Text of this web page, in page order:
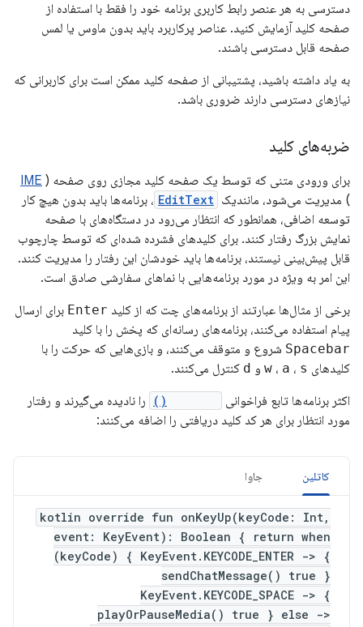
دسترسی به هر عنصر رابط کاربری برنامه خود را فقط با استفاده از
صفحه کلید آزمایش کنید. عناصر پرکاربرد باید بدون ماوس یا لمس
صفحه قابل دسترسی باشند.
به یاد داشته باشید، پشتیبانی از صفحه کلید ممکن است برای کاربرانی که
نیازهای دسترسی دارند ضروری باشد.
ضربه‌های کلید
برای ورودی متنی که توسط یک صفحه کلید مجازی روی صفحه ( IME
) مدیریت می‌شود، مانندیک EditText ، برنامه‌ها باید بدون هیچ کار
توسعه اضافی، همانطور که انتظار می‌رود در دستگاه‌های با صفحه
نمایش بزرگ رفتار کنند. برای کلیدهای فشرده شده‌ای که توسط چارچوب
قابل پیش‌بینی نیستند، برنامه‌ها باید خودشان این رفتار را مدیریت کنند.
این امر به ویژه در مورد برنامه‌هایی با نماهای سفارشی صادق است.
برخی از مثال‌ها عبارتند از برنامه‌های چت که از کلید Enter برای ارسال
پیام استفاده می‌کنند، برنامه‌های رسانه‌ای که پخش را با کلید
Spacebar شروع و متوقف می‌کنند، و بازی‌هایی که حرکت را با
کلیدهای
w ، a ، s و d کنترل می‌کنند.
اکثر برنامه‌ها تابع فراخوانی
را نادیده می‌گیرند و رفتار
مورد انتظار برای هر کد کلید دریافتی را اضافه می‌کنند:
کاتلین جاوا
kotlin override fun onKeyUp(keyCode: Int,
event: KeyEvent): Boolean { return when
(keyCode) { KeyEvent.KEYCODE_ENTER -> {
sendChatMessage() true }
KeyEvent.KEYCODE_SPACE -> {
playOrPauseMedia() true } else ->